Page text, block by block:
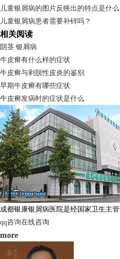
儿童银屑病的图片反映出的特点是什么
儿童银屑病患者需要补锌吗？
相关阅读
阴茎 银屑病
牛皮癣有什么样的症状
牛皮癣与剥脱性皮炎的鉴别
早期牛皮癣有哪些症状
牛皮癣发病时的症状是什么
成都银康银屑病医院是经国家卫生主
qq咨询在线咨询
more